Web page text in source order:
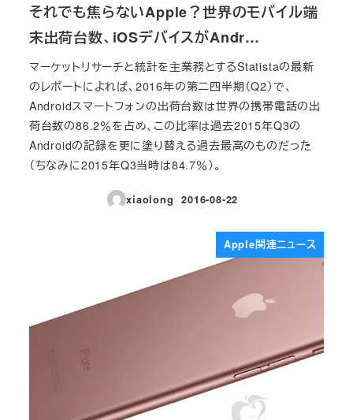
それでも焦らないApple？世界のモバイル端
末出荷台数、iOSデバイスがAndr…
マーケットリサーチと統計を主業務とするStatistaの最新
のレポートによれば、2016年の第二四半期（Q2）で、
Androidスマートフォンの出荷台数は世界の携帯電話の出
荷台数の86.2％を占め、この比率は過去2015年Q3の
Androidの記録を更に塗り替える過去最高のものだった
（ちなみに2015年Q3当時は84.7％）。
xiaolong
投稿日
2016-08-22
Apple関連ニュース